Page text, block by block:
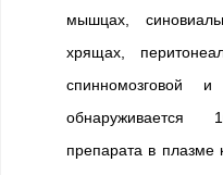
мышцах,
хрящах,
спинномозговой и
обнаруживается
препарата в плазме